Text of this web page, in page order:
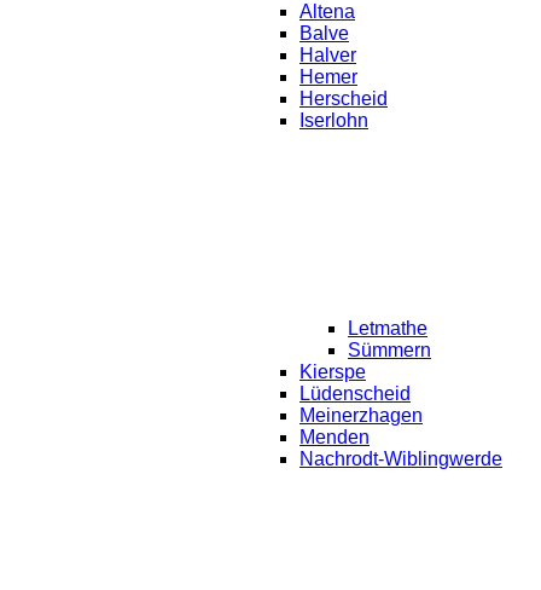
Altena
Balve
Halver
Hemer
Herscheid
Iserlohn
Letmathe
Sümmern
Kierspe
Lüdenscheid
Meinerzhagen
Menden
Nachrodt-Wiblingwerde